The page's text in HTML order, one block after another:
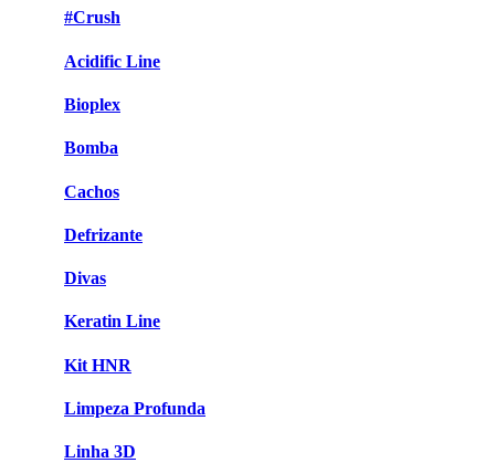
#Crush
Acidific Line
Bioplex
Bomba
Cachos
Defrizante
Divas
Keratin Line
Kit HNR
Limpeza Profunda
Linha 3D